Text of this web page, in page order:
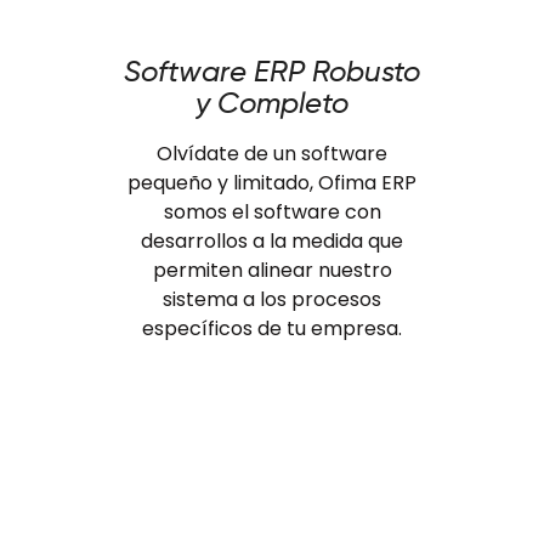
Software ERP Robusto
y Completo
Olvídate de un software
pequeño y limitado, Ofima ERP
somos el software con
desarrollos a la medida que
permiten alinear nuestro
sistema a los procesos
específicos de tu empresa.